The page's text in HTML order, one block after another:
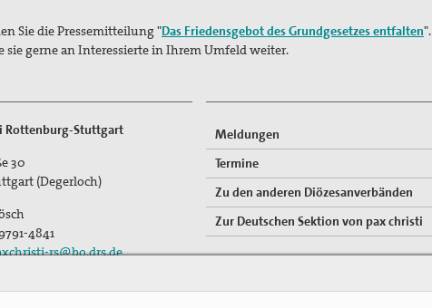
Sie die Pressemitteilung "Das Friedensgebot des Grundgesetzes entfalten".
sie gerne an Interessierte in Ihrem Umfeld weiter.
Rottenburg-Stuttgart
30
(Degerloch)
4841
rs@bo.drs.de
Meldungen
Termine
Zu den anderen Diözesanverbänden
Zur Deutschen Sektion von pax christi